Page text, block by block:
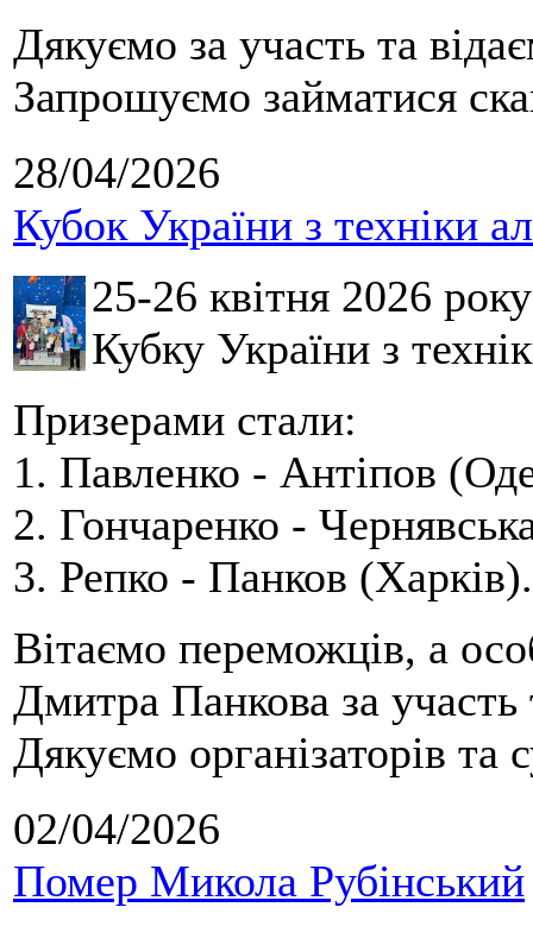
Дякуємо за участь та
Запрошуємо займатися
28/04/2026
Кубок України з техніки
25-26 квітня 2026
Кубку України з
Призерами стали:
1. Павленко - Антіпов
2. Гончаренко -
3. Репко - Панков (Харків).
Вітаємо переможців, а
Дмитра Панкова за
Дякуємо організаторів та
02/04/2026
Помер Микола Рубінський